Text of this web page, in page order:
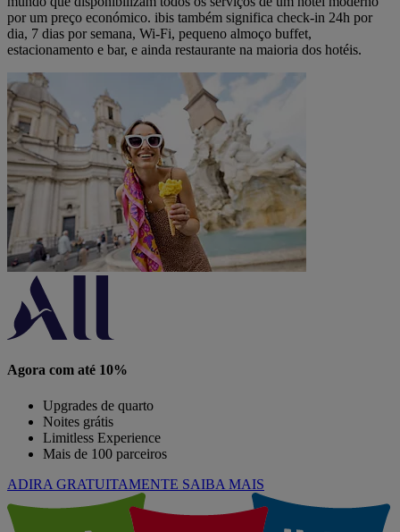
por um preço económico. ibis também significa check-in 24h por
dia, 7 dias por semana, Wi-Fi, pequeno almoço buffet,
estacionamento e bar, e ainda restaurante na maioria dos hotéis.
Agora com até 10%
Upgrades de quarto
Noites grátis
Limitless Experience
Mais de 100 parceiros
ADIRA GRATUITAMENTE SAIBA MAIS